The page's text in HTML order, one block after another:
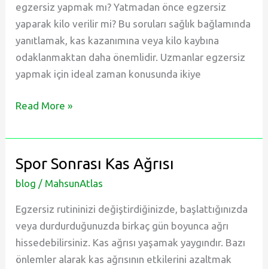
egzersiz yapmak mı? Yatmadan önce egzersiz
yaparak kilo verilir mi? Bu soruları sağlık bağlamında
yanıtlamak, kas kazanımına veya kilo kaybına
odaklanmaktan daha önemlidir. Uzmanlar egzersiz
yapmak için ideal zaman konusunda ikiye
Rahat
Uyku
Yatmadan
Önce
Spor
Yapmak
Read More »
Spor Sonrası Kas Ağrısı
blog / MahsunAtlas
Egzersiz rutininizi değiştirdiğinizde, başlattığınızda
veya durdurduğunuzda birkaç gün boyunca ağrı
hissedebilirsiniz. Kas ağrısı yaşamak yaygındır. Bazı
önlemler alarak kas ağrısının etkilerini azaltmak